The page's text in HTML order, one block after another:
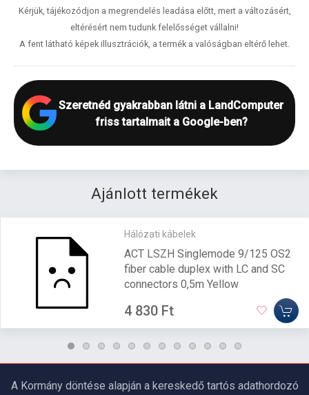
Kérjük, tájékozódjon a megrendelés leadása előtt, mert a változásért,
eltérésért nem tudunk felelősséget vállalni!
A fent látható képek illusztrációk, a termék a valóságban eltérő lehet.
Szeretnéd gyakrabban látni a LandComputer
friss tartalmait a Google-ben?
Ajánlott termékek
Hálózati kábelek
ACT LSZH Singlemode 9/125 OS2
fiber cable duplex with LC and SC
connectors 0,5m Yellow
4 830 Ft
A Kormány döntése alapján a kereskedő tartós adathordozó